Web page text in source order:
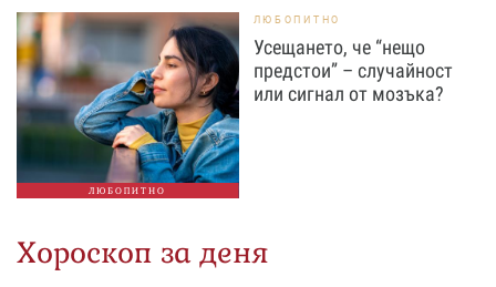
ЛЮБОПИТНО
ЛЮБОПИТНО
Усещането, че “нещо
предстои” – случайност
или сигнал от мозъка?
Хороскоп за деня